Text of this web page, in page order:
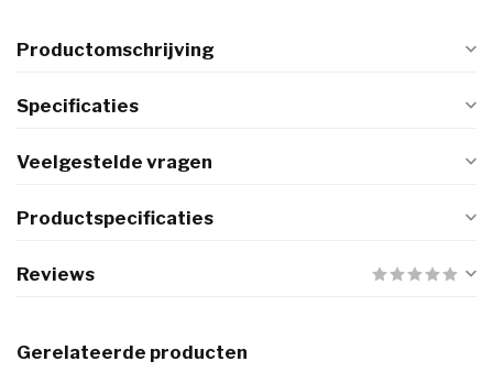
Productomschrijving
Specificaties
Veelgestelde vragen
Productspecificaties
Reviews
Gerelateerde producten